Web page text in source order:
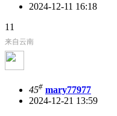
2024-12-11 16:18
11
来自云南
45# mary77977
2024-12-21 13:59